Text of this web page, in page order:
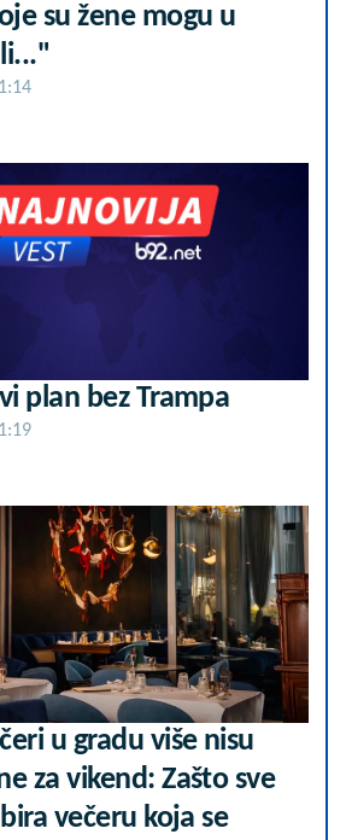
su žene mogu u
plan bez Trampa
u gradu više nisu
za vikend: Zašto sve
večeru koja se